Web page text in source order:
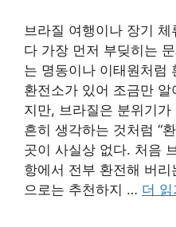
브라질 여행이나 장기
다 가장 먼저 부딪히는
는 명동이나 이태원처럼
환전소가 있어 조금만
지만, 브라질은 분위기
흔히 생각하는 것처럼 “
곳이 사실상 없다. 처음
항에서 전부 환전해 버
으로는 추천하지 … 더 읽